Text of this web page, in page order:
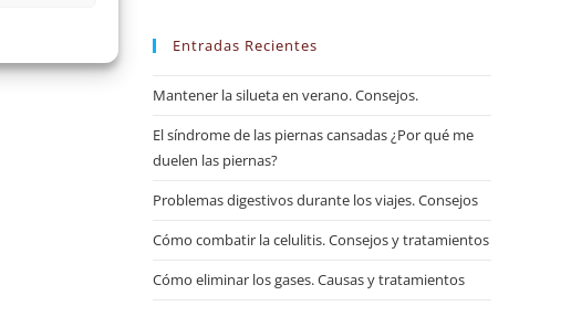
Entradas Recientes
Mantener la silueta en verano. Consejos.
El síndrome de las piernas cansadas ¿Por qué me
duelen las piernas?
Problemas digestivos durante los viajes. Consejos
Cómo combatir la celulitis. Consejos y tratamientos
Cómo eliminar los gases. Causas y tratamientos